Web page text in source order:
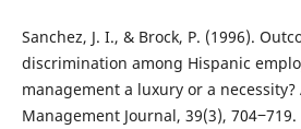
Sanchez, J. I., & Brock, P. (1996).
discrimination among Hispanic
management a luxury or a necessity?
Management Journal, 39(3), 704‒719.